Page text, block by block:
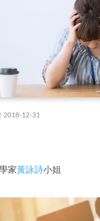
2018-12-31
家黃詠詩小姐